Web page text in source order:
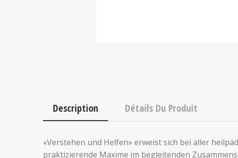
Description Détails Du Produit
«Verstehen und Helfen» erweist sich bei aller
praktizierende Maxime im begleitenden